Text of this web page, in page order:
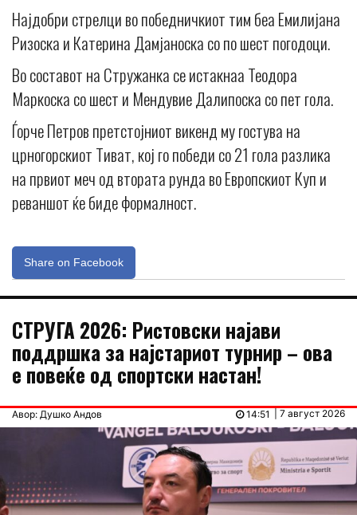
Најдобри стрелци во победничкиот тим беа Емилијана
Ризоска и Катерина Дамјаноска со по шест погодоци.
Во составот на Стружанка се истакнаа Теодора
Маркоска со шест и Мендувие Далипоска со пет гола.
Ѓорче Петров претстојниот викенд му гостува на
црногорскиот Тиват, кој го победи со 21 гола разлика
на првиот меч од втората рунда во Европскиот Куп и
реваншот ќе биде формалност.
Share on Facebook
СТРУГА 2026: Ристовски најави
поддршка за најстариот турнир – ова
е повеќе од спортски настан!
Авор: Душко Андов | 7 август 2026
14:51